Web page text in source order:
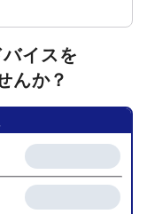
イスを
んか？